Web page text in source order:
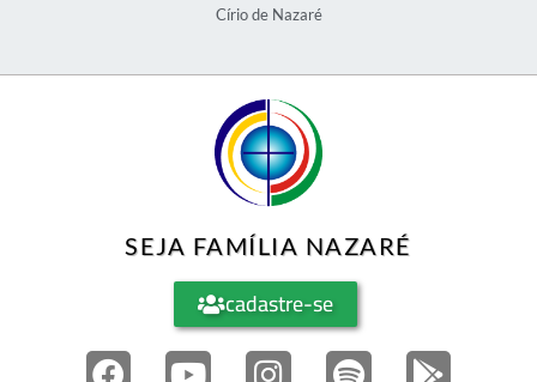
Círio de Nazaré
SEJA FAMÍLIA NAZARÉ
cadastre-se